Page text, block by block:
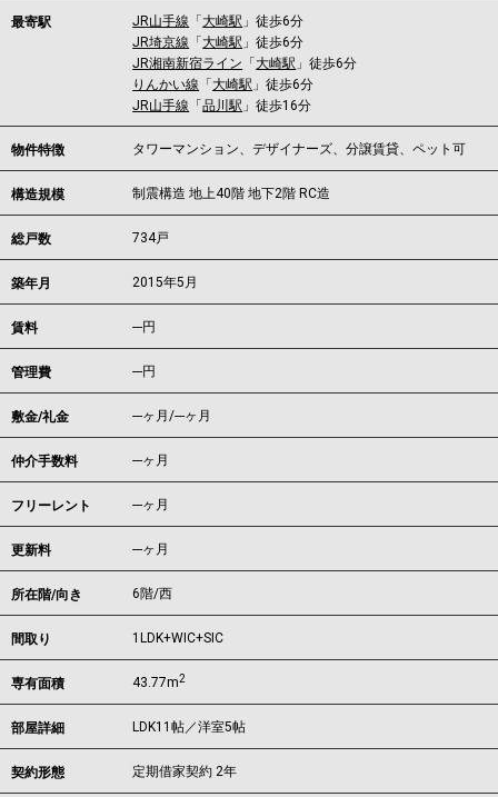
最寄駅 JR山手線 「 大崎駅 」徒歩6分
JR埼京線 「 大崎駅 」徒歩6分
JR湘南新宿ライン 「 大崎駅 」徒歩6分
りんかい線 「 大崎駅 」徒歩6分
JR山手線 「品川駅 」徒歩16分
物件特徴 タワーマンション、デザイナーズ、分譲賃貸、ペット可
構造規模 制震構造 地上40階 地下2階 RC造
総戸数 734戸
築年月 2015年5月
賃料 ---円
管理費 ---円
敷金/礼金 ---ヶ月/---ヶ月
仲介手数料 ---ヶ月
フリーレント ---ヶ月
更新料 ---ヶ月
所在階/向き 6階/西
間取り 1LDK+WIC+SIC
専有面積 43.77m2
部屋詳細 LDK11帖／洋室5帖
契約形態 定期借家契約 2年